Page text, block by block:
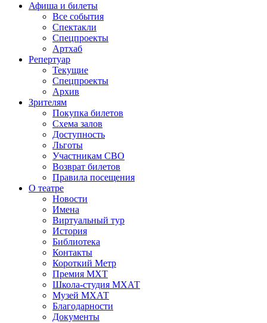
Афиша и билеты
Все события
Спектакли
Спецпроекты
Артхаб
Репертуар
Текущие
Спецпроекты
Архив
Зрителям
Покупка билетов
Схема залов
Доступность
Льготы
Участникам СВО
Возврат билетов
Правила посещения
О театре
Новости
Имена
Виртуальный тур
История
Библиотека
Контакты
Короткий Метр
Премия МХТ
Школа-студия МХАТ
Музей МХАТ
Благодарности
Документы